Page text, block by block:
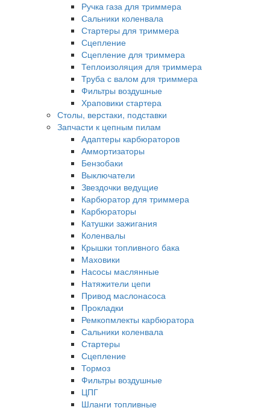
Ручка газа для триммера
Сальники коленвала
Стартеры для триммера
Сцепление
Сцепление для триммера
Теплоизоляция для триммера
Труба с валом для триммера
Фильтры воздушные
Храповики стартера
Столы, верстаки, подставки
Запчасти к цепным пилам
Адаптеры карбюраторов
Аммортизаторы
Бензобаки
Выключатели
Звездочки ведущие
Карбюратор для триммера
Карбюраторы
Катушки зажигания
Коленвалы
Крышки топливного бака
Маховики
Насосы маслянные
Натяжители цепи
Привод маслонасоса
Прокладки
Ремкопмлекты карбюратора
Сальники коленвала
Стартеры
Сцепление
Тормоз
Фильтры воздушные
ЦПГ
Шланги топливные